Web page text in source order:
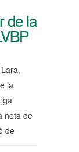
de la
la
nota de
de